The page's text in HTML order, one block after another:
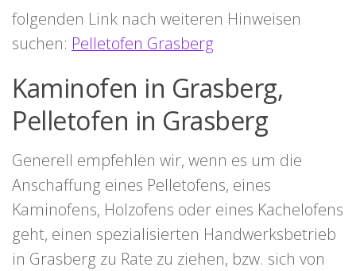
folgenden Link nach weiteren Hinweisen
suchen: Pelletofen Grasberg
Kaminofen in Grasberg,
Pelletofen in Grasberg
Generell empfehlen wir, wenn es um die
Anschaffung eines Pelletofens, eines
Kaminofens, Holzofens oder eines Kachelofens
geht, einen spezialisierten Handwerksbetrieb
in Grasberg zu Rate zu ziehen, bzw. sich von